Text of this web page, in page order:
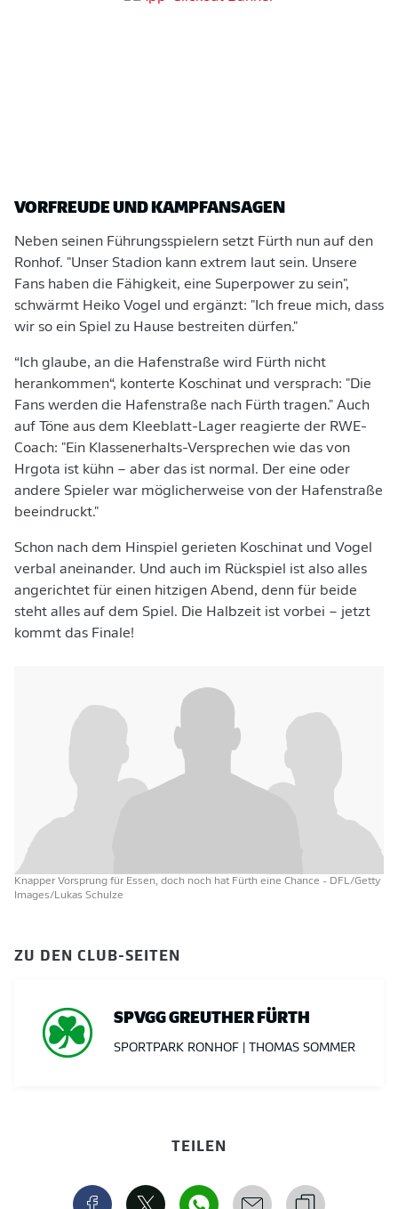
VORFREUDE UND KAMPFANSAGEN
Neben seinen Führungsspielern setzt Fürth nun auf den
Ronhof. "Unser Stadion kann extrem laut sein. Unsere
Fans haben die Fähigkeit, eine Superpower zu sein",
schwärmt Heiko Vogel und ergänzt: "Ich freue mich, dass
wir so ein Spiel zu Hause bestreiten dürfen."
“Ich glaube, an die Hafenstraße wird Fürth nicht
herankommen“, konterte Koschinat und versprach: "Die
Fans werden die Hafenstraße nach Fürth tragen." Auch
auf Töne aus dem Kleeblatt-Lager reagierte der RWE-
Coach: "Ein Klassenerhalts-Versprechen wie das von
Hrgota ist kühn – aber das ist normal. Der eine oder
andere Spieler war möglicherweise von der Hafenstraße
beeindruckt."
Schon nach dem Hinspiel gerieten Koschinat und Vogel
verbal aneinander. Und auch im Rückspiel ist also alles
angerichtet für einen hitzigen Abend, denn für beide
steht alles auf dem Spiel. Die Halbzeit ist vorbei – jetzt
kommt das Finale!
Knapper Vorsprung für Essen, doch noch hat Fürth eine Chance - DFL/Getty
Images/Lukas Schulze
ZU DEN CLUB-SEITEN
SPVGG GREUTHER FÜRTH
SPORTPARK RONHOF | THOMAS SOMMER
TEILEN